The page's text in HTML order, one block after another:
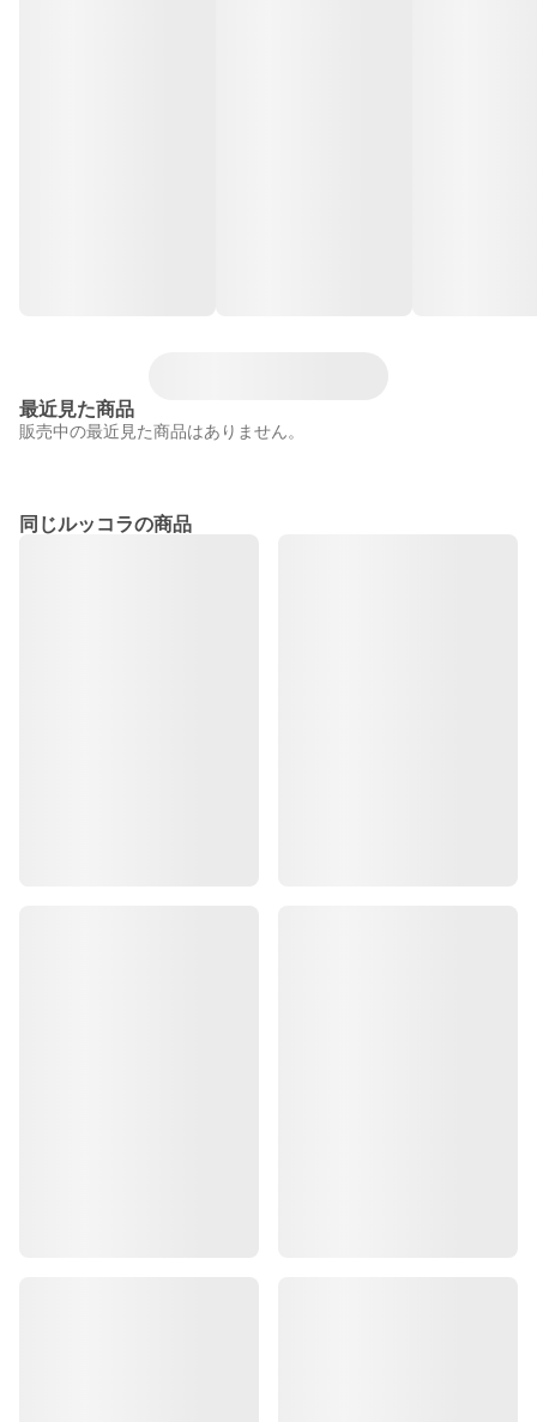
最近見た商品
販売中の最近見た商品はありません。
同じルッコラの商品